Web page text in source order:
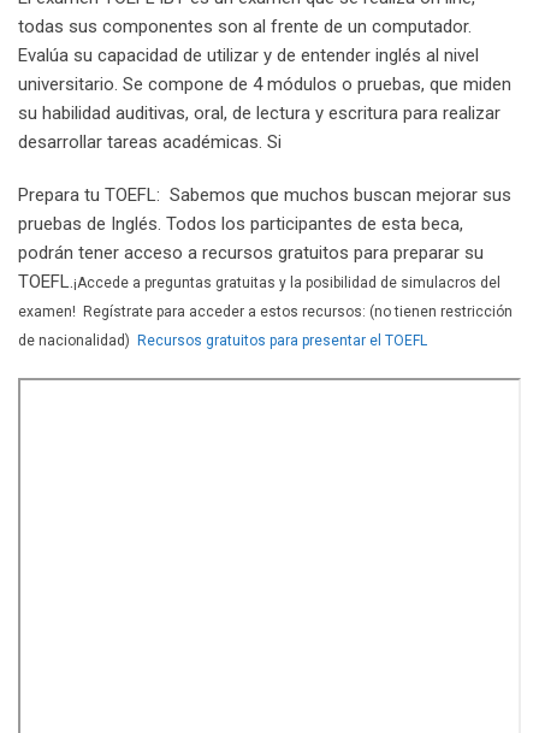
todas sus componentes son al frente de un computador.
Evalúa su capacidad de utilizar y de entender inglés al nivel
universitario. Se compone de 4 módulos o pruebas, que miden
su habilidad auditivas, oral, de lectura y escritura para realizar
desarrollar tareas académicas. Si
Prepara tu TOEFL: Sabemos que muchos buscan mejorar sus
pruebas de Inglés. Todos los participantes de esta beca,
podrán tener acceso a recursos gratuitos para preparar su
TOEFL.¡Accede a preguntas gratuitas y la posibilidad de simulacros del
examen! Regístrate para acceder a estos recursos: (no tienen restricción
de nacionalidad) Recursos gratuitos para presentar el TOEFL